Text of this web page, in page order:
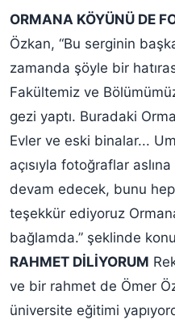
ORMANA KÖYÜNÜ DE
Özkan, “Bu serginin
zamanda şöyle bir
Fakültemiz ve
gezi yaptı. Buradaki
Evler ve eski binalar...
açısıyla fotoğraflar
devam edecek, bunu
teşekkür ediyoruz
bağlamda.” şeklinde
RAHMET DİLİYORUM
ve bir rahmet de Ömer
üniversite eğitimi